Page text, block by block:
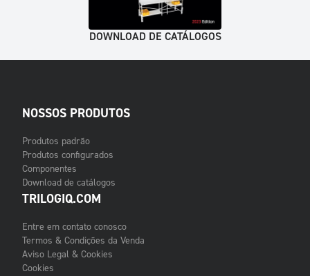
DOWNLOAD DE CATÁLOGOS
NOSSOS PRODUTOS
Produtos padrão
Produtos configurados
Componentes
Download de catálogos
TRILOGIQ.COM
Entre em contato conosco
Termos & Condições da Venda
Aviso Legal & Cookies
Cookies